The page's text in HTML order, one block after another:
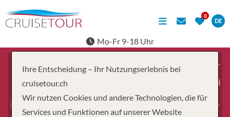
DE
Mo-Fr 9-18 Uhr
Erwachsene
Ihre Entscheidung – Ihr Nutzungserlebnis bei
cruisetour.ch
Wir nutzen Cookies und andere Technologien, die für
Services und Funktionen auf unserer Website